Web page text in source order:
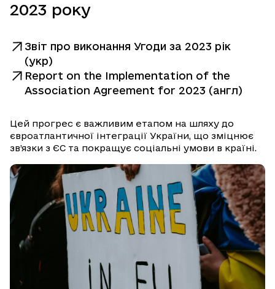
2023 року
Звіт про виконання Угоди за 2023 рік
(укр)
Report on the Implementation of the
Association Agreement for 2023 (англ)
Цей прогрес є важливим етапом на шляху до
євроатлантичної інтеграції України, що зміцнює
зв’язки з ЄС та покращує соціальні умови в країні.